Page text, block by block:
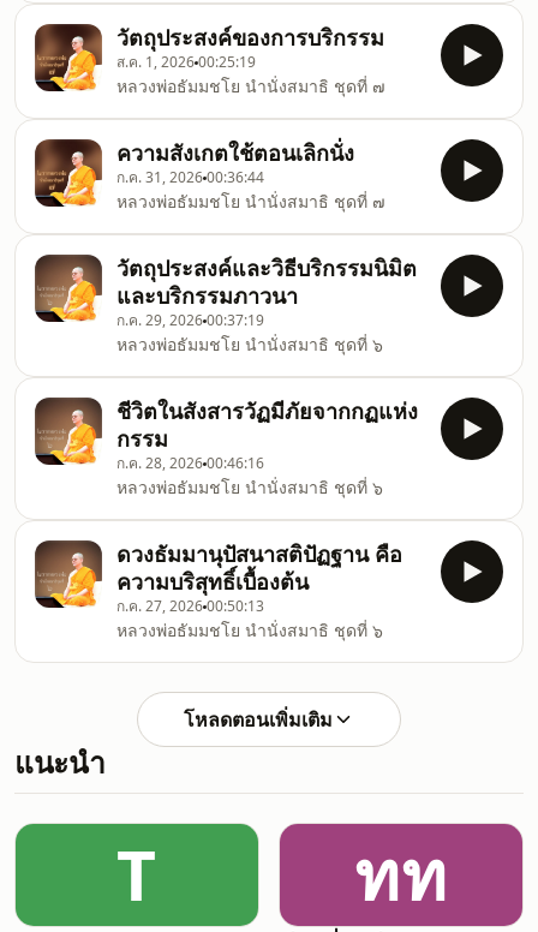
และ เสียงหลวงพ่อแก้อุทธัจจะ กุกกุจจะ
ความฟุ้งซ่านรำคาญใจ แบบเป็นระยะๆ
จากนั้นจบท้ายด้วยหลวงพ่อนำอธิษฐาน
จิต สัพเพฯ ดังนั้น ขอให้มีดวงตาเห็น
ธรรมทุกท่านเทอญฯ _/|\_
วัตถุประสงค์ของการบริกรรม
ส.ค. 1, 202600:25:19
หลวงพ่อธัมมชโย นำนั่งสมาธิ ชุดที่ ๗
ความสังเกตใช้ตอนเลิกนั่ง
ก.ค. 31, 202600:36:44
หลวงพ่อธัมมชโย นำนั่งสมาธิ ชุดที่ ๗
วัตถุประสงค์และวิธีบริกรรมนิมิต
และบริกรรมภาวนา
ก.ค. 29, 202600:37:19
หลวงพ่อธัมมชโย นำนั่งสมาธิ ชุดที่ ๖
ชีวิตในสังสารวัฏมีภัยจากกฏแห่ง
กรรม
ก.ค. 28, 202600:46:16
หลวงพ่อธัมมชโย นำนั่งสมาธิ ชุดที่ ๖
ดวงธัมมานุปัสนาสติปัฏฐาน คือ
ความบริสุทธิ์เบื้องต้น
ก.ค. 27, 202600:50:13
หลวงพ่อธัมมชโย นำนั่งสมาธิ ชุดที่ ๖
โหลดตอนเพิ่มเติม
แนะนำ
T ทท